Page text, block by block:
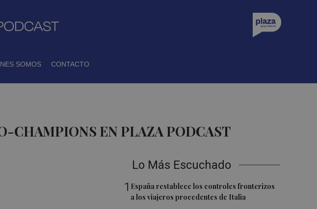
SOMOS CONTACTO
CHAMPIONS EN PLAZA PODCAST
Lo Más Escuchado
1 España restablece los controles fronterizos
a los viajeros procedentes de Italia